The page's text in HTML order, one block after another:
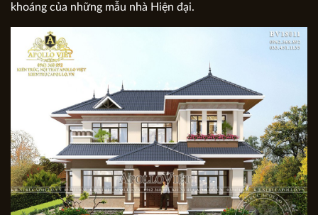
khoáng của những mẫu nhà Hiện đại.